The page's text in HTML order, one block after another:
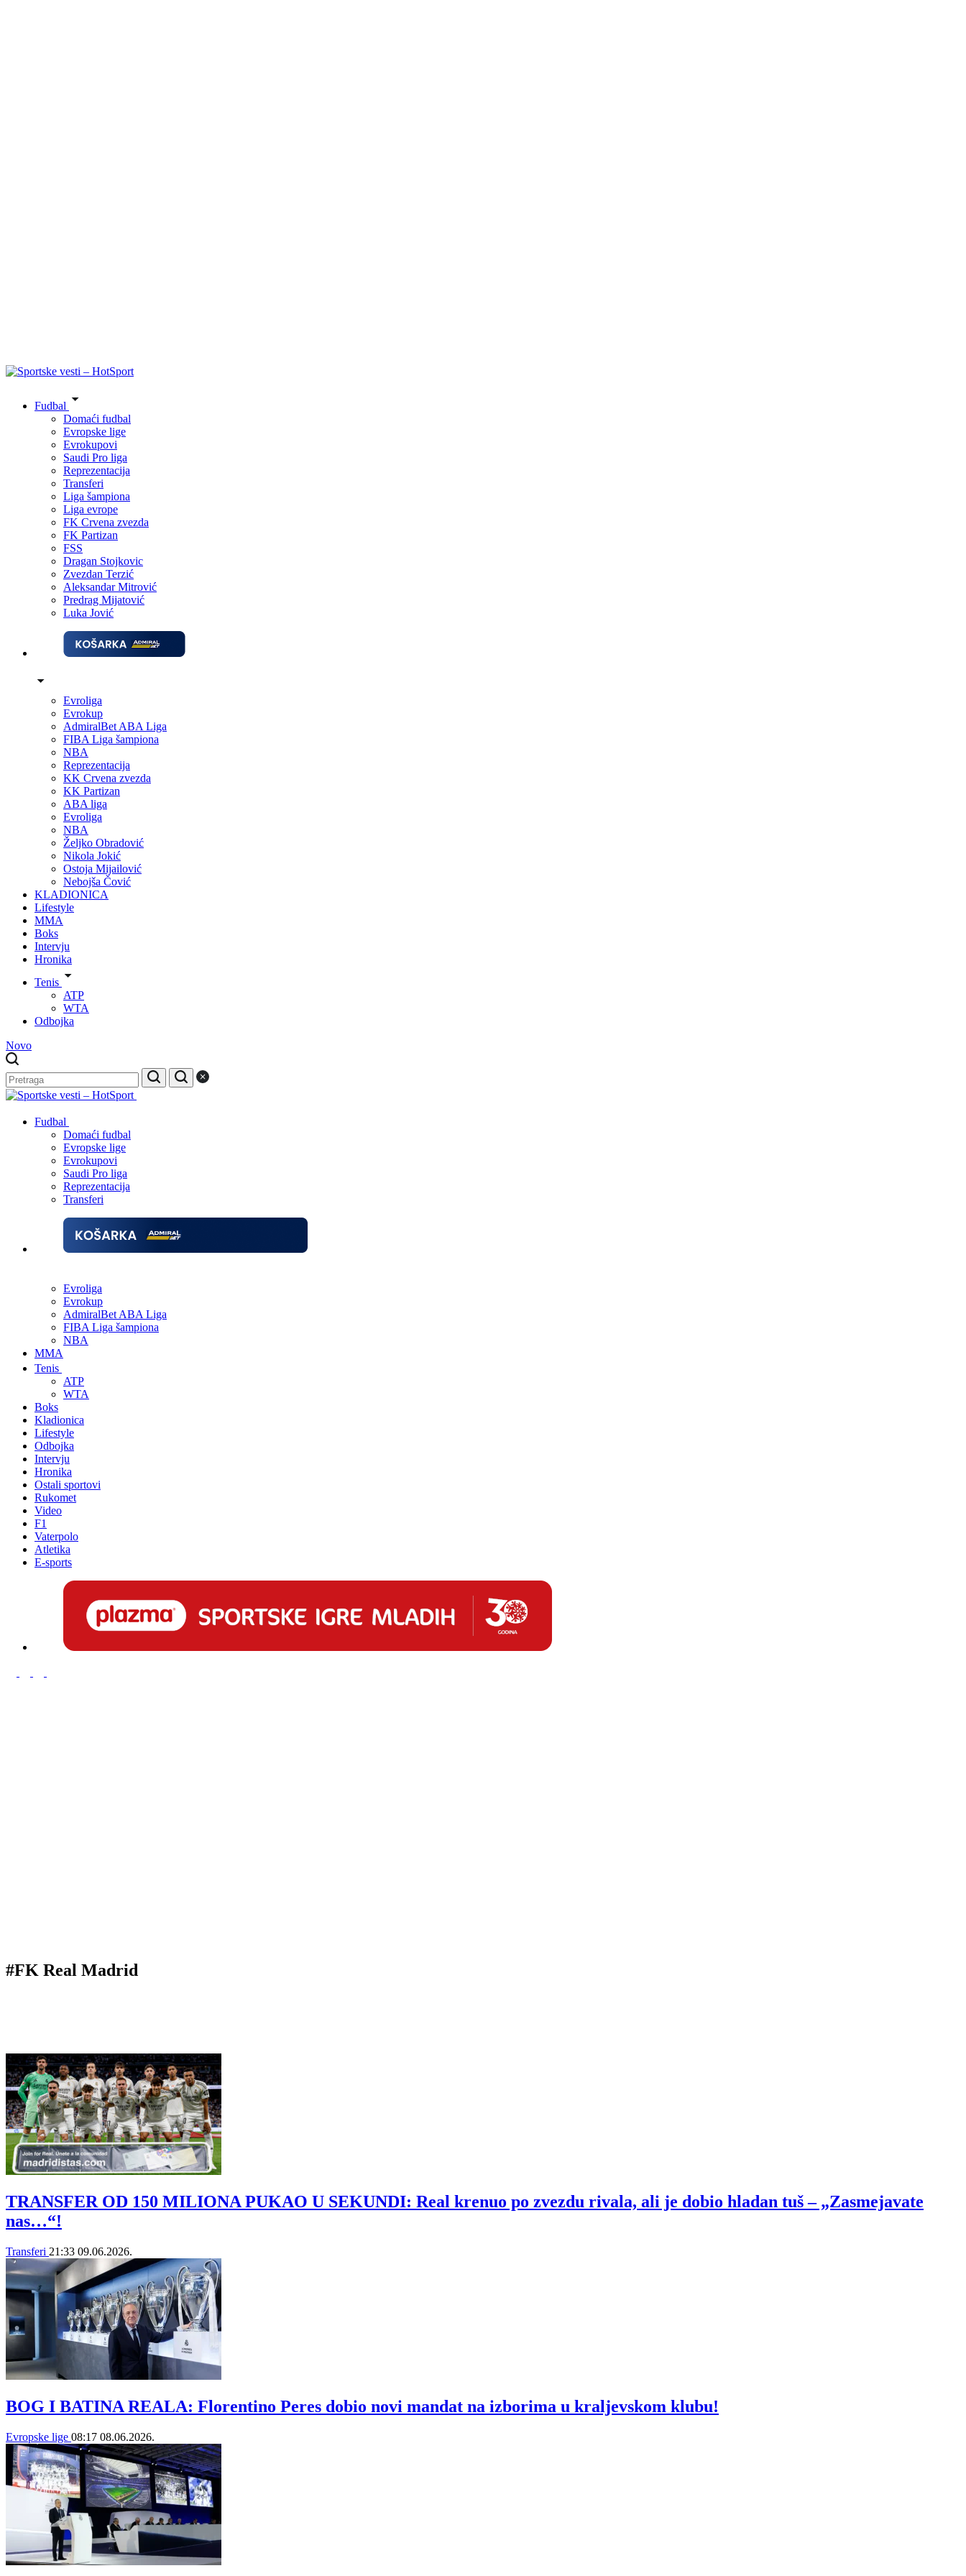
Fudbal
Domaći fudbal
Evropske lige
Evrokupovi
Saudi Pro liga
Reprezentacija
Transferi
Liga šampiona
Liga evrope
FK Crvena zvezda
FK Partizan
FSS
Dragan Stojkovic
Zvezdan Terzić
Aleksandar Mitrović
Predrag Mijatović
Luka Jović
Evroliga
Evrokup
AdmiralBet ABA Liga
FIBA Liga šampiona
NBA
Reprezentacija
KK Crvena zvezda
KK Partizan
ABA liga
Evroliga
NBA
Željko Obradović
Nikola Jokić
Ostoja Mijailović
Nebojša Čović
KLADIONICA
Lifestyle
MMA
Boks
Intervju
Hronika
Tenis
ATP
WTA
Odbojka
Novo
Fudbal
Domaći fudbal
Evropske lige
Evrokupovi
Saudi Pro liga
Reprezentacija
Transferi
Evroliga
Evrokup
AdmiralBet ABA Liga
FIBA Liga šampiona
NBA
MMA
Tenis
ATP
WTA
Boks
Kladionica
Lifestyle
Odbojka
Intervju
Hronika
Ostali sportovi
Rukomet
Video
F1
Vaterpolo
Atletika
E-sports
#FK Real Madrid
TRANSFER OD 150 MILIONA PUKAO U SEKUNDI: Real krenuo po zvezdu rivala, ali je dobio hladan tuš – „Zasmejavate
nas…“!
Transferi 21:33 09.06.2026.
BOG I BATINA REALA: Florentino Peres dobio novi mandat na izborima u kraljevskom klubu!
Evropske lige 08:17 08.06.2026.